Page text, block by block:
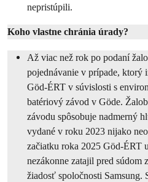
nepristúpili.
Koho vlastne chránia úrady?
Až viac než rok po podaní
pojednávanie v prípade, ktorý
Göd-ÉRT v súvislosti s
batériový závod v Göde.
závodu spôsobuje nadmerný
vydané v roku 2023 nijako
začiatku roka 2025 Göd-ÉRT
nezákonne zatajil pred
žiadosť spoločnosti Samsung.